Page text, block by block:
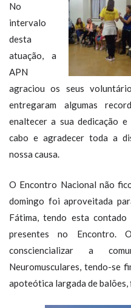
No
intervalo
desta
atuação, a
APN
agraciou os seus
entregaram algumas
enaltecer a sua dedicação
cabo e agradecer toda a
nossa causa.
O Encontro Nacional não
domingo foi aproveitada
Fátima, tendo esta
presentes no Encontro.
consciencializar a
Neuromusculares, tendo-se
apoteótica largada de balões,